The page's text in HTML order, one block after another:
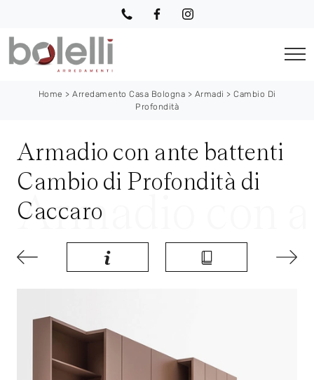
Home > Arredamento Casa Bologna > Armadi > Cambio Di
Profondità
Armadio con ante battenti
Cambio di Profondità di
Caccaro